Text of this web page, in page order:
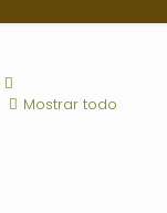
Mostrar todo